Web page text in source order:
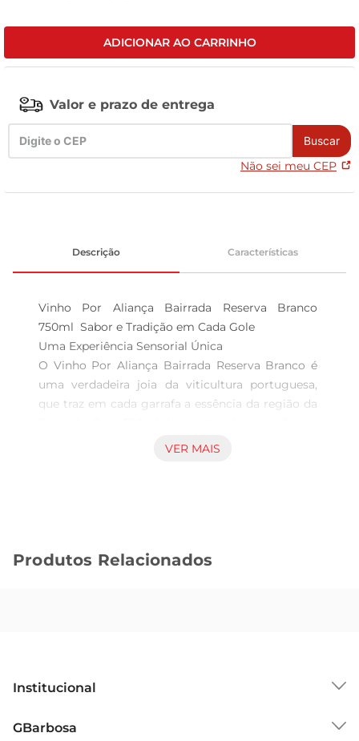
ADICIONAR AO CARRINHO
Valor e prazo de entrega
Buscar
Não sei meu CEP
Descrição Características
Vinho Por Aliança Bairrada Reserva Branco
750ml  Sabor e Tradição em Cada Gole
Uma Experiência Sensorial Única
O Vinho Por Aliança Bairrada Reserva Branco é
uma verdadeira joia da viticultura portuguesa,
que traz em cada garrafa a essência da região da
tradição e o cuidado na produção, este vinho é
Este vinho é elaborado com uvas selecionadas,
harmoniosamente, proporcionando um bouquet
equilibrada e o final persistente tornam cada gole
VER MAIS
Produtos Relacionados
Institucional
Grupo Cencosud
GBarbosa